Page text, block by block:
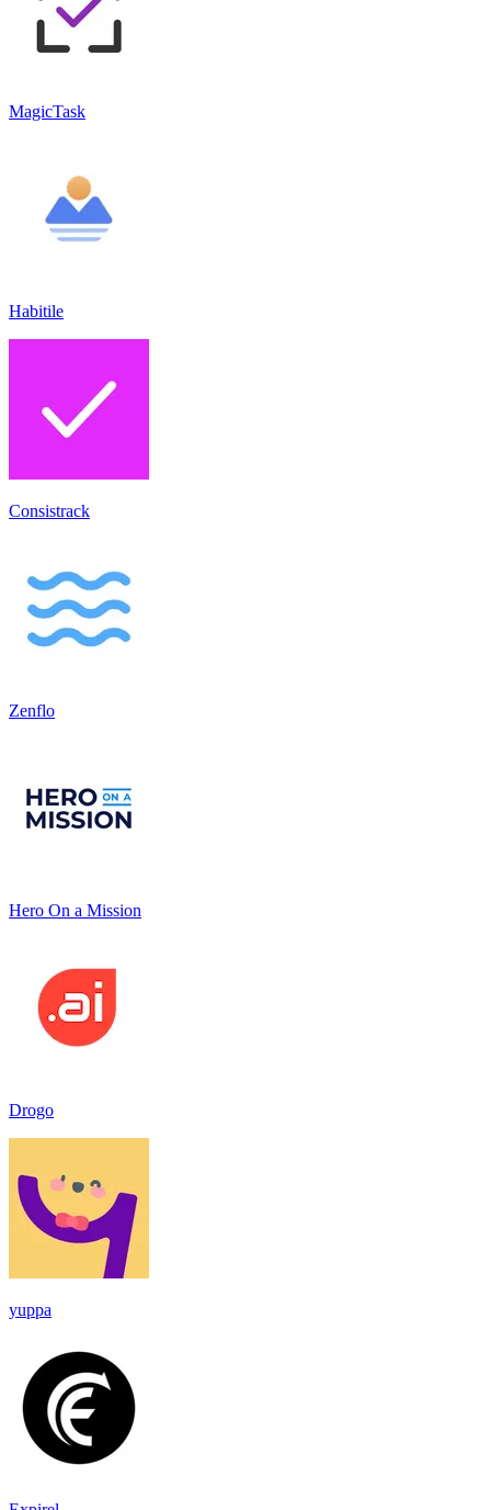
MagicTask
Habitile
Consistrack
Zenflo
Hero On a Mission
Drogo
yuppa